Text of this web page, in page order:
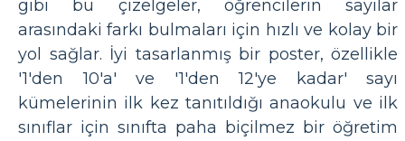
gibi bu çizelgeler, öğrencilerin sayılar
arasındaki farkı bulmaları için hızlı ve kolay bir
yol sağlar. İyi tasarlanmış bir poster, özellikle
'1'den 10'a' ve '1'den 12'ye kadar' sayı
kümelerinin ilk kez tanıtıldığı anaokulu ve ilk
sınıflar için sınıfta paha biçilmez bir öğretim